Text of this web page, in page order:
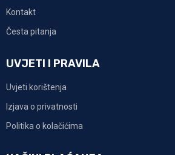
Kontakt
Česta pitanja
UVJETI I PRAVILA
Uvjeti korištenja
Izjava o privatnosti
Politika o kolačićima